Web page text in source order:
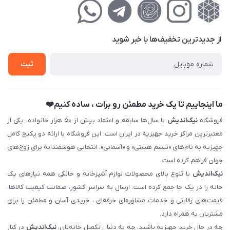
کوچه گلریز 4 غربی ، پلاک 13
لیست محصولات
حریم خصوصی
فروش‌اقساطی
از جدید‌ترین تخفیف‌ها با‌ خبر شوید
ثبت
ما اینجاییم تا یک خرید مطمئن رو برات ، ساده کنیم❤️
فروشگاهنیک‌اندیش
با سال‌ها سابقه و اعتماد بیش از ۵۰ هزار خانواده، یکی از
معتبرترین مراکز خرید جهیزیه در ایران است. این فروشگاه با ارائه دو پکیج کامل
جهیزیه به نام‌های «تبسم هستی» و «آسمانی»، انتخابی هوشمندانه برای زوج‌های
جوان فراهم کرده است.
نیک‌اندیش با تنوع بالای محصولات لوازم آشپزخانه و خانگی همه نیازهای یک
خانه را در یک جا جمع کرده است. ارسال به سراسر کشور، ضمانت کیفیت کالاها،
قیمت‌های رقابتی و خدمات مشاوره‌ای حرفه‌ای ، خریدی آسان و مطمئن را برای
مشتریان به همراه دارد.
چه در حال خرید جهیزیه باشید، چه به دنبال تکمیل خانه‌تان،نیک‌اندیش در کنار